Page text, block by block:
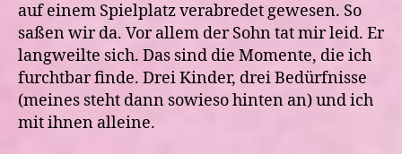
auf einem Spielplatz verabredet gewesen. So
saßen wir da. Vor allem der Sohn tat mir leid. Er
langweilte sich. Das sind die Momente, die ich
furchtbar finde. Drei Kinder, drei Bedürfnisse
(meines steht dann sowieso hinten an) und ich
mit ihnen alleine.